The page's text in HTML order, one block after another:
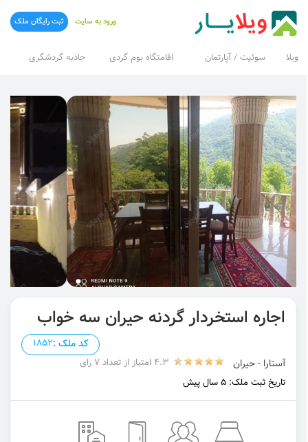
ویلا سوئیت / آپارتمان اقامتگاه بوم گردی جاذبه گردشگری
ورود به سایت ثبت رایگان ملک
اجاره استخردار گردنه حیران سه خواب
کد ملک :1852
آستارا - حیران
4.3 امتیاز از تعداد 7 رای
تاریخ ثبت ملک: 5 سال پیش